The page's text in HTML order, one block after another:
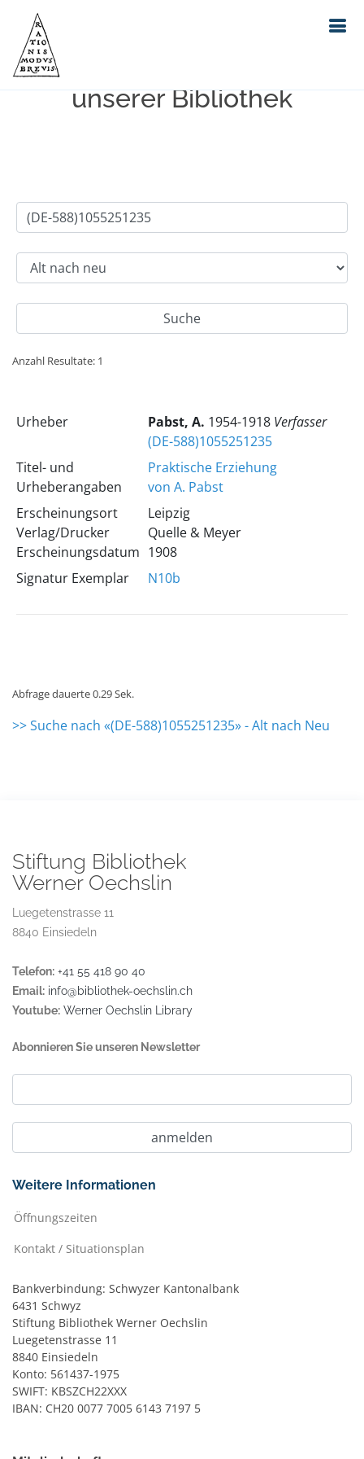
Einfache Suche im Bestand
unserer Bibliothek
Anzahl Resultate: 1
Urheber Pabst, A. 1954-1918 Verfasser
(DE-588)1055251235
Titel- und
Urheberangaben
Praktische Erziehung
von A. Pabst
Erscheinungsort
Verlag/Drucker
Erscheinungsdatum
Leipzig
Quelle & Meyer
1908
Signatur Exemplar
N10b
Abfrage dauerte 0.29 Sek.
>> Suche nach «(DE-588)1055251235» - Alt nach Neu
Stiftung Bibliothek
Werner Oechslin
Luegetenstrasse 11
8840 Einsiedeln
Telefon: +41 55 418 90 40
Email: info@bibliothek-oechslin.ch
Youtube: Werner Oechslin Library
Abonnieren Sie unseren Newsletter
Weitere Informationen
Öffnungszeiten
Kontakt / Situationsplan
Bankverbindung: Schwyzer Kantonalbank
6431 Schwyz
Stiftung Bibliothek Werner Oechslin
Luegetenstrasse 11
8840 Einsiedeln
Konto: 561437-1975
SWIFT: KBSZCH22XXX
IBAN: CH20 0077 7005 6143 7197 5